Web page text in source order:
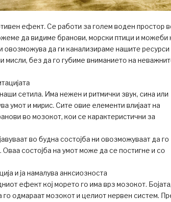
ефект. Се работи за голем воден простор
да видиме бранови, морски птици и можеби
овозможува да ги канализираме нашите ресурси
мисли, без да го губиме вниманието на
сетила. Има нежен и ритмички звук, сина или
умот и мирис. Сите овие елементи влијаат на
во мозокот, кои се карактеристични за
во будна состојба ни овозможуваат да го
состојба на умот може да се постигне и со
и ја намалува анксиозноста
ефект кој морето го има врз мозокот. Бојата,
одмараат мозокот и целиот нервен систем.